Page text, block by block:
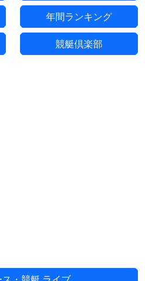
年間ランキング
競艇倶楽部